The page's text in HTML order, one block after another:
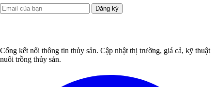
Đăng ký
Cổng kết nối thông tin thủy sản. Cập nhật thị trường, giá cả, kỹ thuật
nuôi trồng thủy sản.